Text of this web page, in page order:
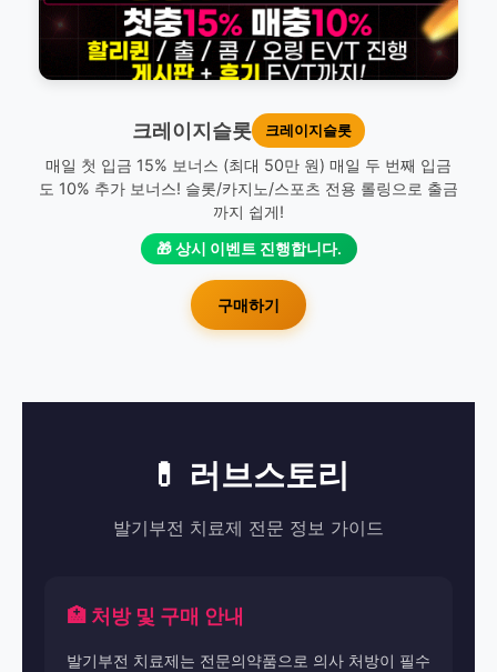
크레이지슬롯 크레이지슬롯
매일 첫 입금 15% 보너스 (최대 50만 원) 매일 두 번째 입금
도 10% 추가 보너스! 슬롯/카지노/스포츠 전용 롤링으로 출금
까지 쉽게!
🎁 상시 이벤트 진행합니다.
구매하기
💊 러브스토리
발기부전 치료제 전문 정보 가이드
🏥 처방 및 구매 안내
발기부전 치료제는 전문의약품으로 의사 처방이 필수